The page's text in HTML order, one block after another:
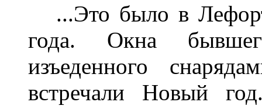
...Это было в
года. Окна
изъеденного
встречали Новый